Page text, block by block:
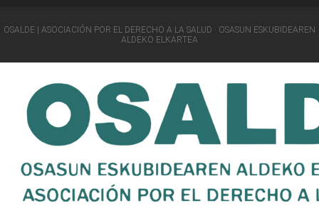
OSALDE | ASOCIACIÓN POR EL DERECHO A LA SALUD · OSASUN ESKUBIDEAREN
ALDEKO ELKARTEA